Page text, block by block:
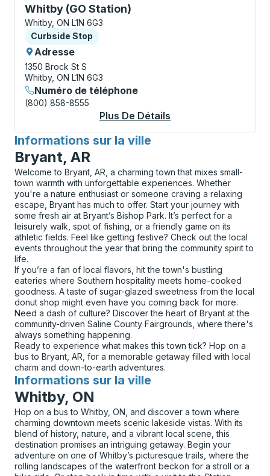
Whitby (GO Station)
Curbside Stop, utilisez les touches fléchées ou la
Whitby, ON L1N 6G3
Curbside Stop
Curbside Stop
Adresse
1350 Brock St S
Whitby, ON L1N 6G3
Numéro de téléphone
(800) 858-8555
Plus De Détails
Informations sur la ville
pour
Bryant, AR
Welcome to Bryant, AR, a charming town that mixes small-
town warmth with unforgettable experiences. Whether
you're a nature enthusiast or someone craving a relaxing
escape, Bryant has much to offer. Start your journey with
some fresh air at Bryant’s Bishop Park. It’s perfect for a
leisurely walk, spot of fishing, or a friendly game on its
athletic fields. Feel like getting festive? Check out the local
events throughout the year that bring the community spirit to
life.
If you’re a fan of local flavors, hit the town's bustling
eateries where Southern hospitality meets home-cooked
goodness. A taste of sugar-glazed sweetness from the local
donut shop might even have you coming back for more.
Need a dash of culture? Discover the heart of Bryant at the
community-driven Saline County Fairgrounds, where there's
always something happening.
Ready to experience what makes this town tick? Hop on a
bus to Bryant, AR, for a memorable getaway filled with local
charm and down-to-earth adventures.
Informations sur la ville
pour
Whitby, ON
Hop on a bus to Whitby, ON, and discover a town where
charming downtown meets scenic lakeside vistas. With its
blend of history, nature, and a vibrant local scene, this
destination promises an intriguing getaway. Begin your
adventure on one of Whitby’s picturesque trails, where the
rolling landscapes of the waterfront beckon for a stroll or a